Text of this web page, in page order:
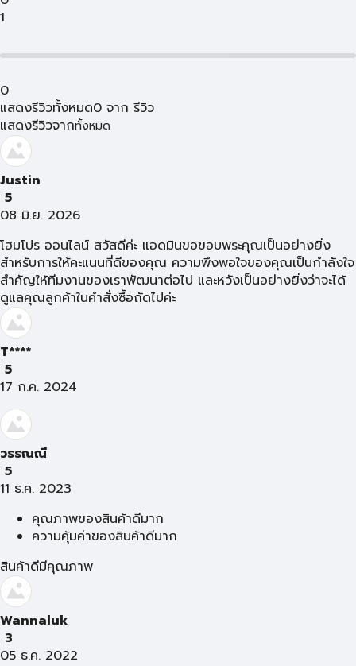
1
0
แสดงรีวิวทั้งหมด0 จาก รีวิว
แสดงรีวิวจากทั้งหมด
Justin
5
08 มิ.ย. 2026
โฮมโปร ออนไลน์ สวัสดีค่ะ แอดมินขอขอบพระคุณเป็นอย่างยิ่ง
สำหรับการให้คะแนนที่ดีของคุณ ความพึงพอใจของคุณเป็นกำลังใจ
สำคัญให้ทีมงานของเราพัฒนาต่อไป และหวังเป็นอย่างยิ่งว่าจะได้
ดูแลคุณลูกค้าในคำสั่งซื้อถัดไปค่ะ
T****
5
17 ก.ค. 2024
วรรณณี
5
11 ธ.ค. 2023
คุณภาพของสินค้าดีมาก
ความคุ้มค่าของสินค้าดีมาก
สินค้าดีมีคุณภาพ
Wannaluk
3
05 ธ.ค. 2022